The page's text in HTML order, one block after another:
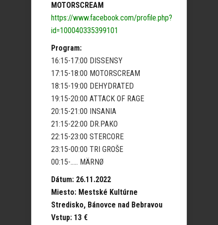
MOTORSCREAM
https://www.facebook.com/profile.php?
id=100040335399101
Program:
16:15-17:00 DISSENSY
17:15-18:00 MOTORSCREAM
18:15-19:00 DEHYDRATED
19:15-20:00 ATTACK OF RAGE
20:15-21:00 INSANIA
21:15-22:00 DR.PAKO
22:15-23:00 STERCORE
23:15-00:00 TRI GROŠE
00:15-….. MÄRNØ
Dátum: 26.11.2022
Miesto: Mestské Kultúrne
Stredisko, Bánovce nad Bebravou
Vstup: 13 €